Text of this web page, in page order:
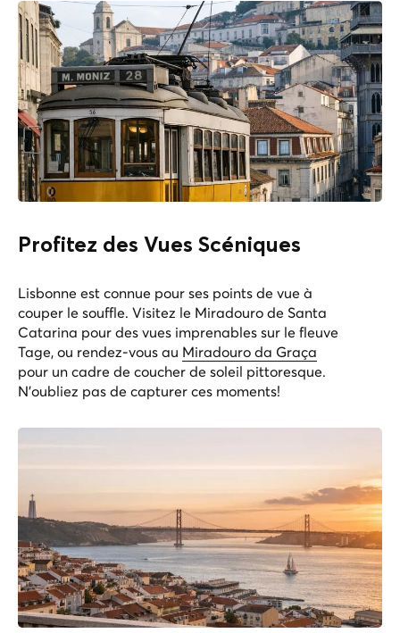
Profitez des Vues Scéniques
Lisbonne est connue pour ses points de vue à
couper le souffle. Visitez le Miradouro de Santa
Catarina pour des vues imprenables sur le fleuve
Tage, ou rendez-vous au Miradouro da Graça
pour un cadre de coucher de soleil pittoresque.
N'oubliez pas de capturer ces moments!